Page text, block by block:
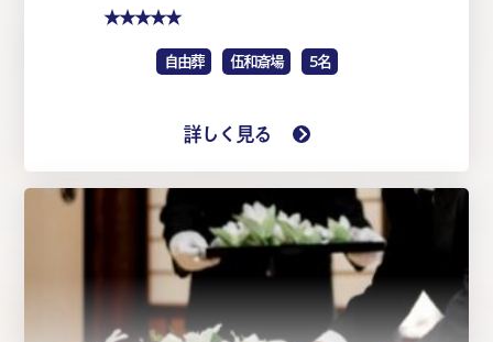
★★★★★
自由葬 伍和斎場 5名
詳しく見る